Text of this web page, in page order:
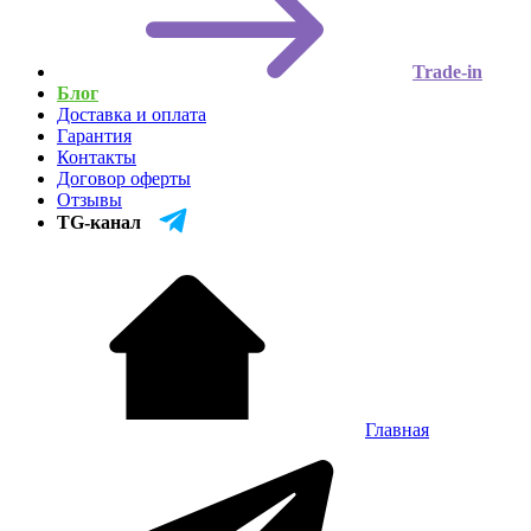
Trade-in
Блог
Доставка и оплата
Гарантия
Контакты
Договор оферты
Отзывы
TG-канал
Главная